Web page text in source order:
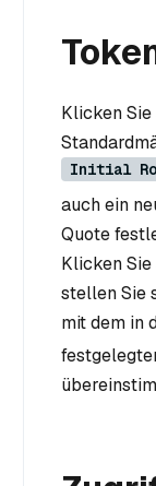
Klicken
Initial
auch ein
Quote
Klicken
stellen Sie
mit dem in